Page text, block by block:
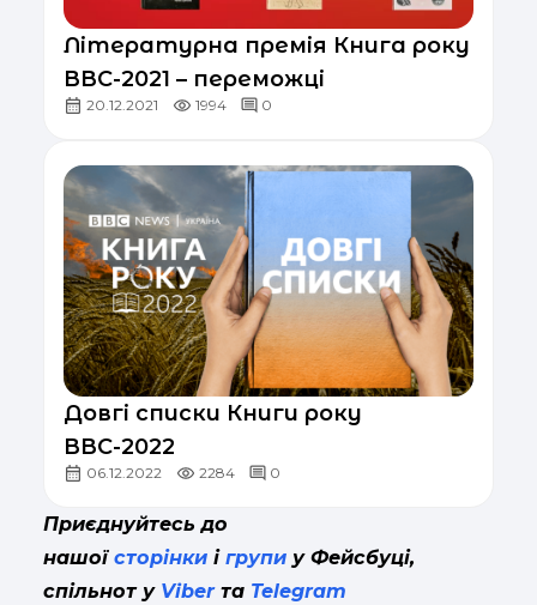
Літературна премія Книга року
ВВС-2021 – переможці
20.12.2021 1994 0
Довгі списки Книги року
ВВС-2022
06.12.2022 2284 0
Приєднуйтесь до
нашої сторінки і групи у Фейсбуці,
спільнот у Viberта Telegram